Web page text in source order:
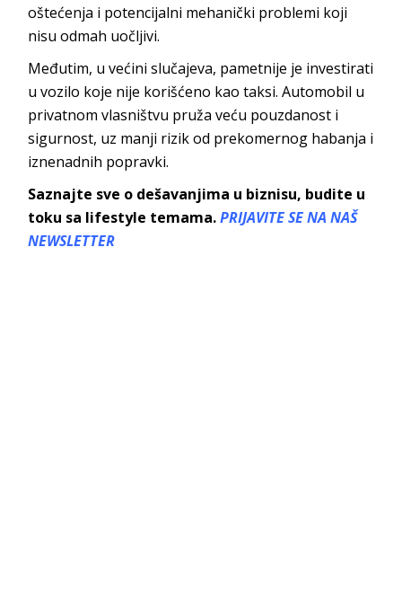
oštećenja i potencijalni mehanički problemi koji
nisu odmah uočljivi.
Međutim, u većini slučajeva, pametnije je investirati
u vozilo koje nije korišćeno kao taksi. Automobil u
privatnom vlasništvu pruža veću pouzdanost i
sigurnost, uz manji rizik od prekomernog habanja i
iznenadnih popravki.
Saznajte sve o dešavanjima u biznisu, budite u
toku sa lifestyle temama.PRIJAVITE SE NA NAŠ
NEWSLETTER